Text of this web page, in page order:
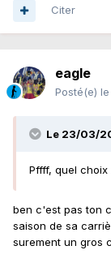
Citer
eagle
Posté(e)
Le 23/03/
Pffff, quel choix
ben c'est pas ton
saison de sa
surement un gros